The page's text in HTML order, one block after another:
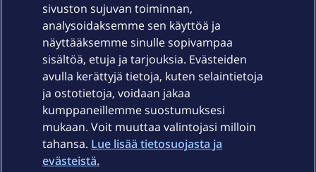
Laitteet & liittymät
Palvelut
Ajankohtaista
sivuston sujuvan toiminnan,
analysoidaksemme sen käyttöä ja
näyttääksemme sinulle sopivampaa
sisältöä, etuja ja tarjouksia. Evästeiden
avulla kerättyjä tietoja, kuten selaintietoja
ja ostotietoja, voidaan jakaa
kumppaneillemme suostumuksesi
mukaan. Voit muuttaa valintojasi milloin
tahansa. Lue lisää tietosuojasta ja
evästeistä.